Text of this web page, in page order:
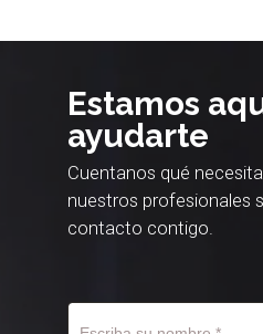
Estamos
ayudarte
Cuentanos qué
nuestros profesionales
contacto contigo.